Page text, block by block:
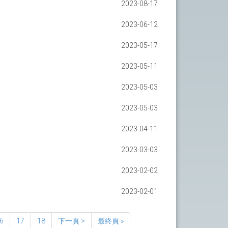
2023-08-17
2023-06-12
2023-05-17
2023-05-11
2023-05-03
2023-05-03
2023-04-11
2023-03-03
2023-02-02
2023-02-01
17 18 下一頁 > 最終頁 »